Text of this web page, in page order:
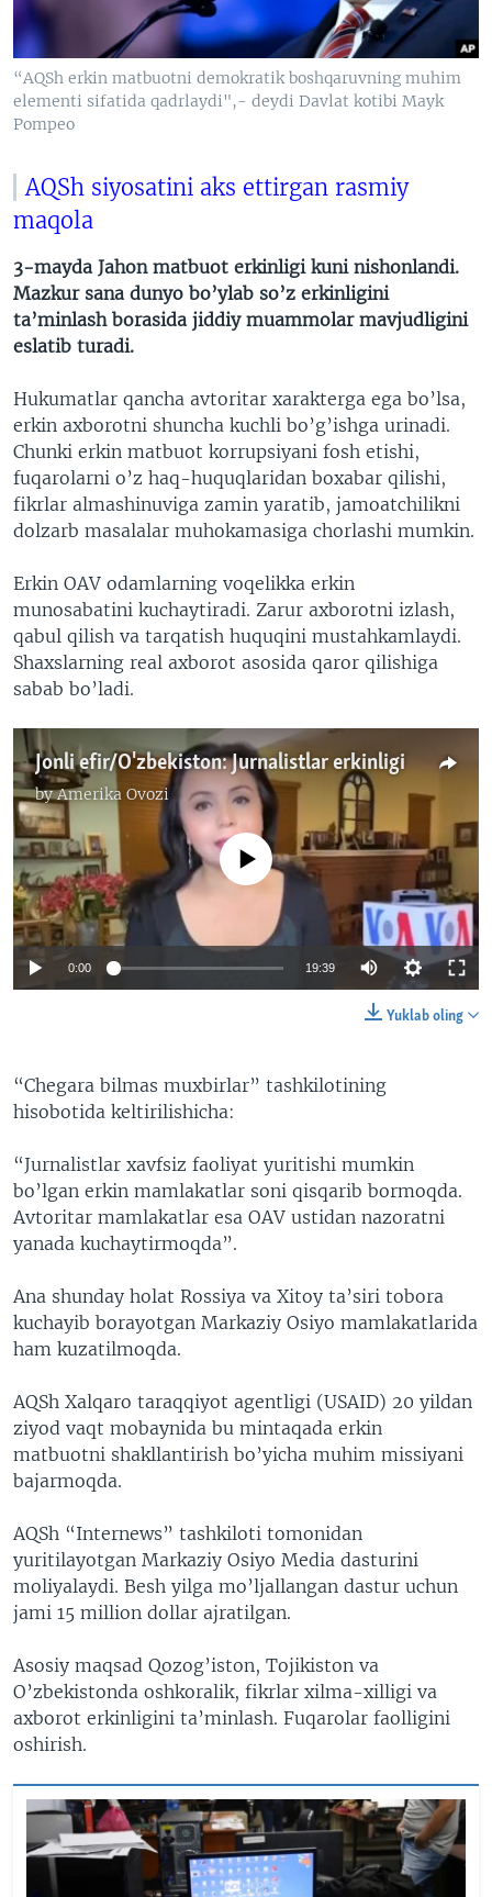
VIDEO
XABARLAR SURATLARDA
ODNOKLASSNIKI
TELEGRAM
TWITTER
SOUNDCLOUD
VOA
“AQSh erkin matbuotni demokratik boshqaruvning muhim
elementi sifatida qadrlaydi",- deydi Davlat kotibi Mayk
Pompeo
AQSh siyosatini aks ettirgan rasmiy
maqola
3-mayda Jahon matbuot erkinligi kuni nishonlandi.
Mazkur sana dunyo bo’ylab so’z erkinligini
ta’minlash borasida jiddiy muammolar mavjudligini
eslatib turadi.
Hukumatlar qancha avtoritar xarakterga ega bo’lsa,
erkin axborotni shuncha kuchli bo’g’ishga urinadi.
Chunki erkin matbuot korrupsiyani fosh etishi,
fuqarolarni o’z haq-huquqlaridan boxabar qilishi,
fikrlar almashinuviga zamin yaratib, jamoatchilikni
dolzarb masalalar muhokamasiga chorlashi mumkin.
Erkin OAV odamlarning voqelikka erkin
munosabatini kuchaytiradi. Zarur axborotni izlash,
qabul qilish va tarqatish huquqini mustahkamlaydi.
Shaxslarning real axborot asosida qaror qilishiga
sabab bo’ladi.
Jonli efir/O'zbekiston: Jurnalistlar erkinligi
byAmerika Ovozi
No media source currently available
0:00 19:39
Yuklab oling
“Chegara bilmas muxbirlar” tashkilotining
hisobotida keltirilishicha:
“Jurnalistlar xavfsiz faoliyat yuritishi mumkin
bo’lgan erkin mamlakatlar soni qisqarib bormoqda.
Avtoritar mamlakatlar esa OAV ustidan nazoratni
yanada kuchaytirmoqda”.
Ana shunday holat Rossiya va Xitoy ta’siri tobora
kuchayib borayotgan Markaziy Osiyo mamlakatlarida
ham kuzatilmoqda.
AQSh Xalqaro taraqqiyot agentligi (USAID) 20 yildan
ziyod vaqt mobaynida bu mintaqada erkin
matbuotni shakllantirish bo’yicha muhim missiyani
bajarmoqda.
AQSh “Internews” tashkiloti tomonidan
yuritilayotgan Markaziy Osiyo Media dasturini
moliyalaydi. Besh yilga mo’ljallangan dastur uchun
jami 15 million dollar ajratilgan.
Asosiy maqsad Qozog’iston, Tojikiston va
O’zbekistonda oshkoralik, fikrlar xilma-xilligi va
axborot erkinligini ta’minlash. Fuqarolar faolligini
oshirish.